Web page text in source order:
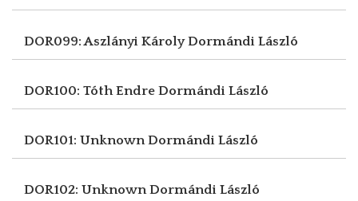
DOR099: Aszlányi KárolyDormándi László
DOR100: Tóth Endre Dormándi László
DOR101: UnknownDormándi László
DOR102: UnknownDormándi László